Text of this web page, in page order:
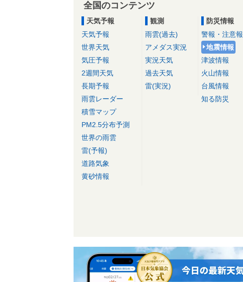
全国のコンテンツ
天気予報
天気予報
世界天気
気圧予報
2週間天気
長期予報
雨雲レーダー
積雪マップ
PM2.5分布予測
世界の雨雲
雷(予報)
道路気象
黄砂情報
観測
雨雲(過去)
アメダス実況
実況天気
過去天気
雷(実況)
防災情報
警報・注意報
地震情報
津波情報
火山情報
台風情報
知る防災